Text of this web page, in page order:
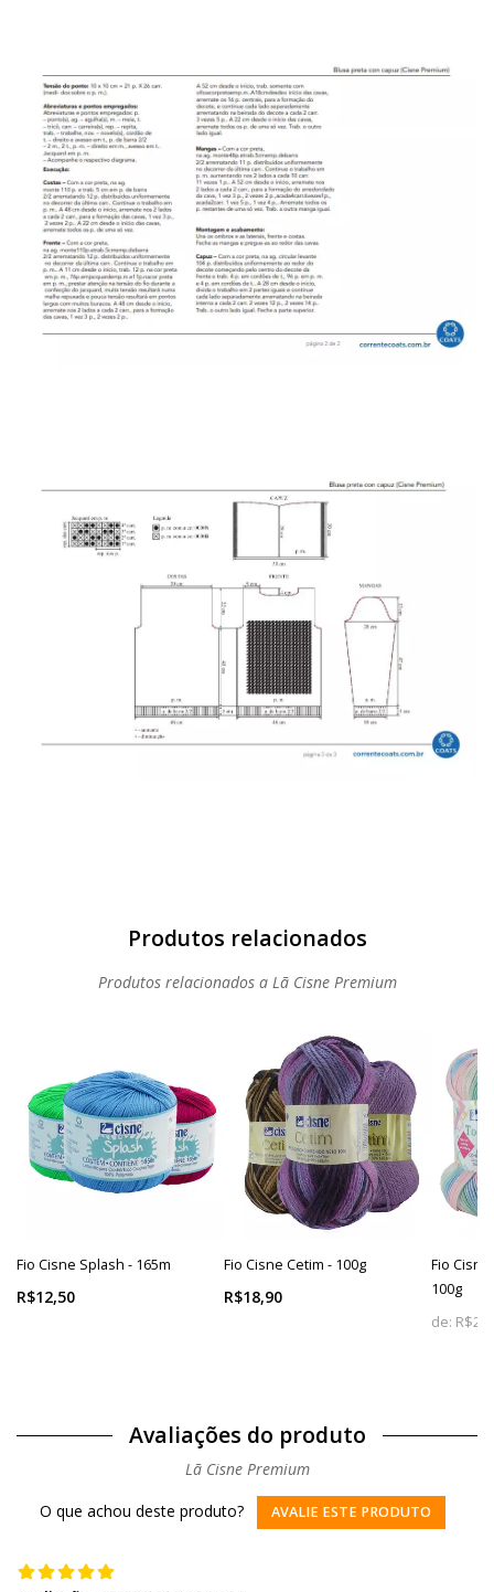
Produtos relacionados a Lã Cisne Premium
Fio Cisne Splash - 165m
R$12,50
Fio Cisne Cetim - 100g
R$18,90
Fio
100g
de:
Avaliações do produto
Lã Cisne Premium
O que achou deste produto?
AVALIE ESTE PRODUTO